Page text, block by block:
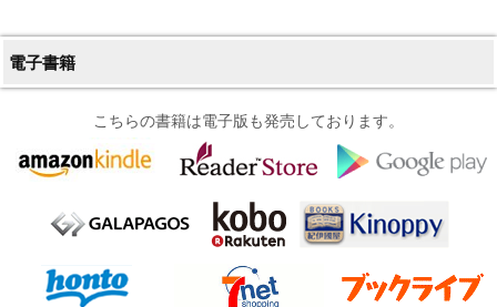
電子書籍
こちらの書籍は電子版も発売しております。